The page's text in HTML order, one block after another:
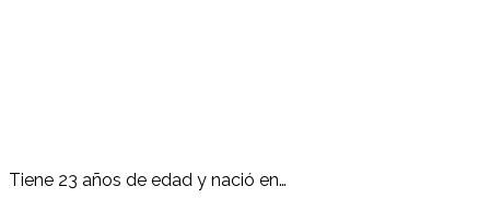
Tiene 23 años de edad y nació en…